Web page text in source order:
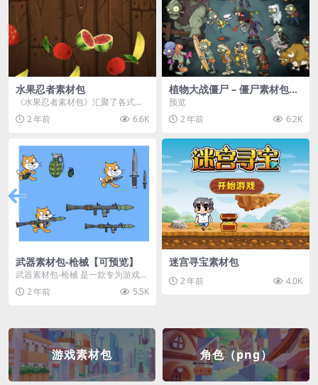
水果忍者素材包
《水果忍者素材包》汇聚了各式鲜
美诱人的水果图像与清脆悦耳的切
割音效，专为追求极致...
2 年前 6.6K
植物大战僵尸 – 僵尸素材包
【可预览】
预览
2 年前
6.2K
武器素材包-枪械【可预览】
武器素材包-枪械 是一款专为游戏开
发者和创作者设计的素材包，包含
多种高质量的枪械...
2 年前 5.5K
迷宫寻宝素材包
2 年前 4.0K
游戏素材包 角色（png）